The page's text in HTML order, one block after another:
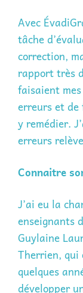
Avec
tâche
correction,
rapport très
faisaient
erreurs et de
y remédier.
erreurs
Connaitre
J’ai eu la
enseignants
Guylaine
Therrien, qui
quelques
développer